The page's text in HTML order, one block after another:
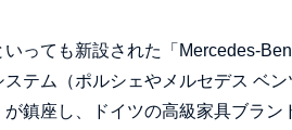
っても新設された「Mercedes-
ステム（ポルシェやメルセデス ベ
鎮座し、ドイツの高級家具ブラ